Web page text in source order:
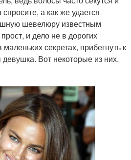
а как же удается
шевелюру известным
и дело не в дорогих
секретах, прибегнуть к
Вот некоторые из них.